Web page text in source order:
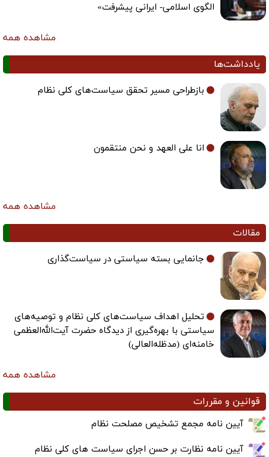
الگوی اسلامی- ایرانی پیشرفت»
مشاهده همه
یادداشت‌ها
بازطراحی مسیر تحقق سیاست‌های کلی نظام
انا علی العهد و نحن منتقمون
مشاهده همه
مقالات
جانمایی بسته سیاستی در سیاست‌گذاری
تحلیل اهداف سیاست‌های کلی نظام و توصیه‌های
سیاستی با بهره‌گیری از دیدگاه حضرت آیت‌الله‌العظمی
خامنه‌ای (مدظله‌العالی)
مشاهده همه
قوانین و مقررات
آیین نامه مجمع تشخیص مصلحت نظام
آیین نامه نظارت بر حسن اجرای سیاست های کلی نظام